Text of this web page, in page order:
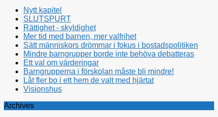
Nytt kapitel
SLUTSPURT
Rättighet - skyldighet
Mer tid med barnen, mer valfrihet
Sätt människors drömmar i fokus i bostadspolitiken
Mindre barngrupper borde inte behöva debatteras
Ett val om värderingar
Barngrupperna i förskolan måste bli mindre!
Låt fler bo i ett hem de valt med hjärtat
Visionshus
Archives